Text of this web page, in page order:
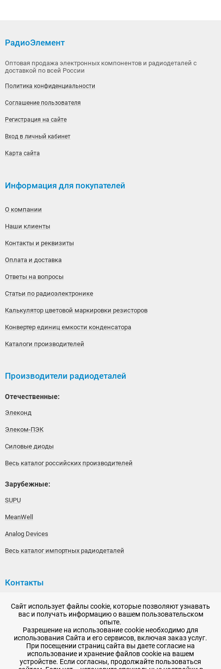
РадиоЭлемент
Оптовая продажа электронных компонентов и радиодеталей с
доставкой по всей России
Политика конфиденциальности
Соглашение пользователя
Регистрация на сайте
Вход в личный кабинет
Карта сайта
Информация для покупателей
О компании
Наши клиенты
Контакты и реквизиты
Оплата и доставка
Ответы на вопросы
Статьи по радиоэлектронике
Калькулятор цветовой маркировки резисторов
Конвертер единиц емкости конденсатора
Каталоги производителей
Производители радиодеталей
Отечественные:
Элеконд
Элеком-ПЭК
Силовые диоды
Весь каталог российских производителей
Зарубежные:
SUPU
MeanWell
Analog Devices
Весь каталог импортных радиодеталей
Контакты
192148, г. Санкт-Петербург, Железнодорожный проспект,
дом 36
+7 (812) 565-06-52
Время работы: пн-пт, 10:00 - 18:00
E-mail:sale@radioelementy.ru
Сайт использует файлы cookie, которые позволяют узнавать
вас и получать информацию о вашем пользовательском
опыте.
Разрешение на использование cookie необходимо для
использования Сайта и его сервисов, включая заказ услуг.
При посещении страниц сайта вы даете согласие на
использование и хранение файлов cookie на вашем
устройстве. Если согласны, продолжайте пользоваться